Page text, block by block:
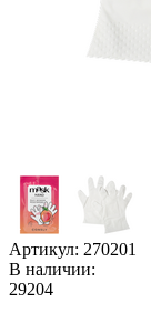
Артикул: 270201
В наличии:
29204